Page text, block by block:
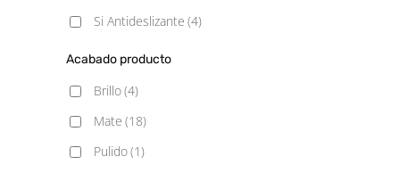
Si Antideslizante (4)
Acabado producto
Brillo(4)
Mate (18)
Pulido(1)